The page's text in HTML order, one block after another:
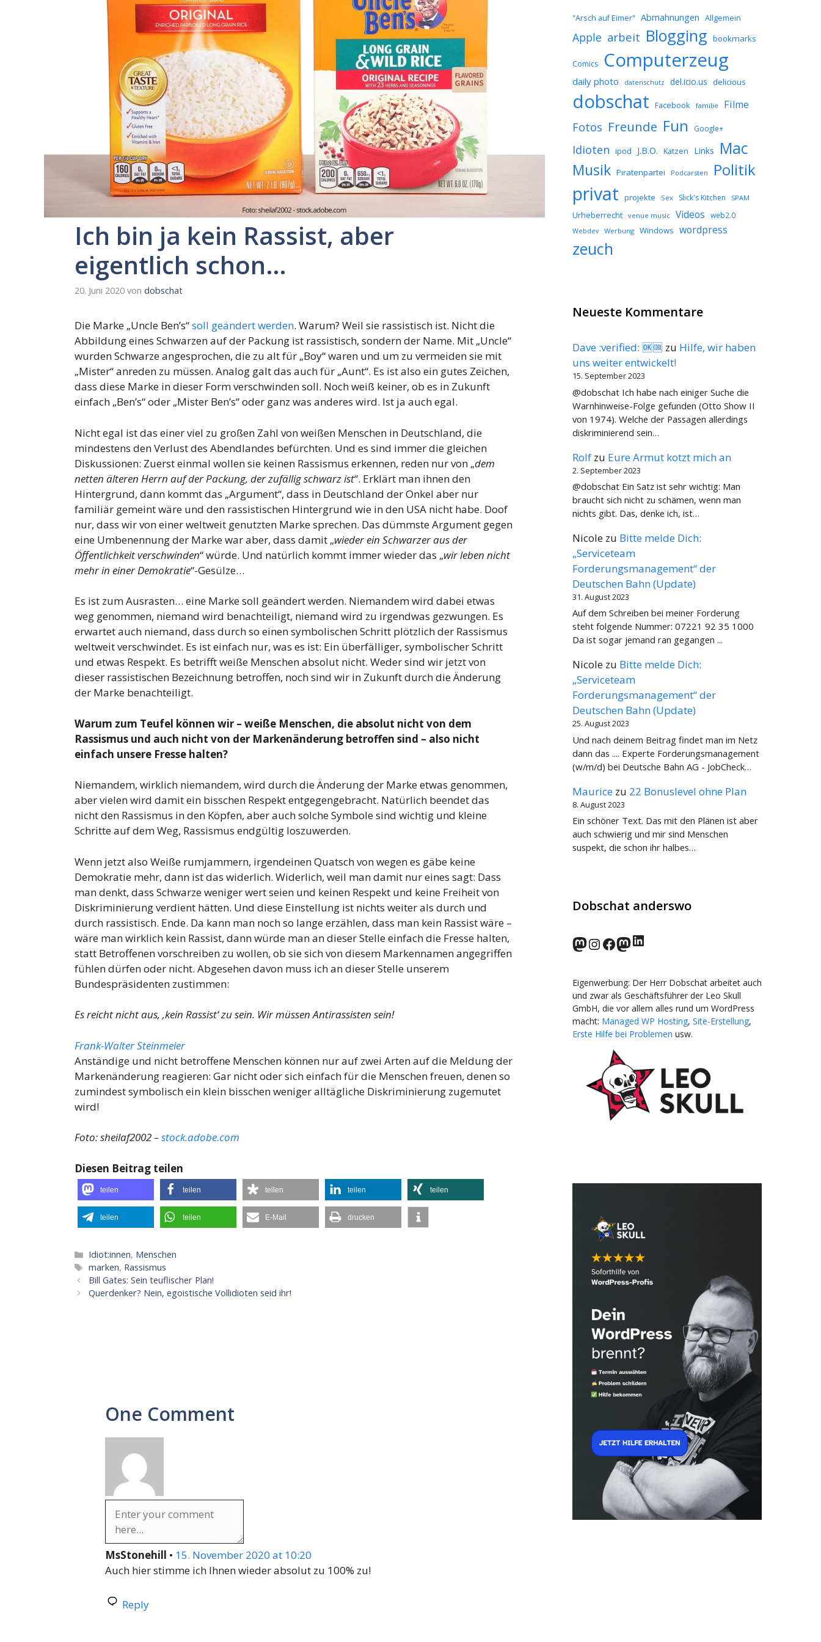
Ich bin ja kein Rassist, aber
eigentlich schon…
20. Juni 2020 von dobschat
Die Marke „Uncle Ben’s“soll geändert werden. Warum? Weil sie rassistisch ist. Nicht die
Abbildung eines Schwarzen auf der Packung ist rassistisch, sondern der Name. Mit „Uncle“
wurden Schwarze angesprochen, die zu alt für „Boy“ waren und um zu vermeiden sie mit
„Mister“ anreden zu müssen. Analog galt das auch für „Aunt“. Es ist also ein gutes Zeichen,
dass diese Marke in dieser Form verschwinden soll. Noch weiß keiner, ob es in Zukunft
einfach „Ben’s“ oder „Mister Ben’s“ oder ganz was anderes wird. Ist ja auch egal.
Nicht egal ist das einer viel zu großen Zahl von weißen Menschen in Deutschland, die
mindestens den Verlust des Abendlandes befürchten. Und es sind immer die gleichen
Diskussionen: Zuerst einmal wollen sie keinen Rassismus erkennen, reden nur von „dem
netten älteren Herrn auf der Packung, der zufällig schwarz ist“. Erklärt man ihnen den
Hintergrund, dann kommt das „Argument“, dass in Deutschland der Onkel aber nur
familiär gemeint wäre und den rassistischen Hintergrund wie in den USA nicht habe. Doof
nur, dass wir von einer weltweit genutzten Marke sprechen. Das dümmste Argument gegen
eine Umbenennung der Marke war aber, dass damit „wieder ein Schwarzer aus der
Öffentlichkeit verschwinden“ würde. Und natürlich kommt immer wieder das „wir leben nicht
mehr in einer Demokratie“-Gesülze…
Es ist zum Ausrasten… eine Marke soll geändert werden. Niemandem wird dabei etwas
weg genommen, niemand wird benachteiligt, niemand wird zu irgendwas gezwungen. Es
erwartet auch niemand, dass durch so einen symbolischen Schritt plötzlich der Rassismus
weltweit verschwindet. Es ist einfach nur, was es ist: Ein überfälliger, symbolischer Schritt
und etwas Respekt. Es betrifft weiße Menschen absolut nicht. Weder sind wir jetzt von
dieser rassistischen Bezeichnung betroffen, noch sind wir in Zukunft durch die Änderung
der Marke benachteiligt.
Warum zum Teufel können wir – weiße Menschen, die absolut nicht von dem
Rassismus und auch nicht von der Markenänderung betroffen sind – also nicht
einfach unsere Fresse halten?
Niemandem, wirklich niemandem, wird durch die Änderung der Marke etwas genommen,
aber vielen wird damit ein bisschen Respekt entgegengebracht. Natürlich beendet das
nicht den Rassismus in den Köpfen, aber auch solche Symbole sind wichtig und kleine
Schritte auf dem Weg, Rassismus endgültig loszuwerden.
Wenn jetzt also Weiße rumjammern, irgendeinen Quatsch von wegen es gäbe keine
Demokratie mehr, dann ist das widerlich. Widerlich, weil man damit nur eines sagt: Dass
man denkt, dass Schwarze weniger wert seien und keinen Respekt und keine Freiheit von
Diskriminierung verdient hätten. Und diese Einstellung ist nichts weiter als durch und
durch rassistisch. Ende. Da kann man noch so lange erzählen, dass man kein Rassist wäre –
wäre man wirklich kein Rassist, dann würde man an dieser Stelle einfach die Fresse halten,
statt Betroffenen vorschreiben zu wollen, ob sie sich von diesem Markennamen angegriffen
fühlen dürfen oder nicht. Abgesehen davon muss ich an dieser Stelle unserem
Bundespräsidenten zustimmen:
Es reicht nicht aus, ‚kein Rassist‘ zu sein. Wir müssen Antirassisten sein!
Frank-Walter Steinmeier
Anständige und nicht betroffene Menschen können nur auf zwei Arten auf die Meldung der
Markenänderung reagieren: Gar nicht oder sich einfach für die Menschen freuen, denen so
zumindest symbolisch ein klein bisschen weniger alltägliche Diskriminierung zugemutet
wird!
Foto: sheilaf2002 –stock.adobe.com
Diesen Beitrag teilen
teilen teilen teilen teilen teilen
teilen teilen E-Mail drucken
Kategorien
Idiot:innen, Menschen
Schlagwörter
marken, Rassismus
Bill Gates: Sein teuflischer Plan!
Querdenker? Nein, egoistische Vollidioten seid ihr!
One Comment
MsStonehill • 15. November 2020 at 10:20
Auch hier stimme ich Ihnen wieder absolut zu 100% zu!
Reply
"Arsch auf Eimer" Abmahnungen Allgemein
Apple arbeit Blogging bookmarks
Comics Computerzeug
daily photo datenschutz del.icio.us delicious
dobschat Facebook familie Filme
Fotos Freunde Fun Google+
Idioten ipod J.B.O. Katzen Links Mac
Musik Piratenpartei Podcarsten Politik
privat projekte Sex Slick's Kitchen SPAM
Urheberrecht venue music Videos web2.0
Webdev Werbung Windows wordpress
zeuch
Neueste Kommentare
Dave :verified: 🆗🆒 zu Hilfe, wir haben
uns weiter entwickelt!
15. September 2023
@dobschat Ich habe nach einiger Suche die
Warnhinweise-Folge gefunden (Otto Show II
von 1974). Welche der Passagen allerdings
diskriminierend sein…
Rolf zu Eure Armut kotzt mich an
2. September 2023
@dobschat Ein Satz ist sehr wichtig: Man
braucht sich nicht zu schämen, wenn man
nichts gibt. Das, denke ich, ist…
Nicole zu Bitte melde Dich:
„Serviceteam
Forderungsmanagement“ der
Deutschen Bahn (Update)
31. August 2023
Auf dem Schreiben bei meiner Forderung
steht folgende Nummer: 07221 92 35 1000
Da ist sogar jemand ran gegangen ...
Nicole zu Bitte melde Dich:
„Serviceteam
Forderungsmanagement“ der
Deutschen Bahn (Update)
25. August 2023
Und nach deinem Beitrag findet man im Netz
dann das .... Experte Forderungsmanagement
(w/m/d) bei Deutsche Bahn AG - JobCheck…
Maurice zu 22 Bonuslevel ohne Plan
8. August 2023
Ein schöner Text. Das mit den Plänen ist aber
auch schwierig und mir sind Menschen
suspekt, die schon ihr halbes…
Dobschat anderswo
norden.social
Instagram
Facebook
wp-punks.social
LinkedIn
Eigenwerbung: Der Herr Dobschat arbeitet auch
und zwar als Geschäftsführer der Leo Skull
GmbH, die vor allem alles rund um WordPress
macht: Managed WP Hosting, Site-Erstellung,
Erste Hilfe bei Problemen usw.